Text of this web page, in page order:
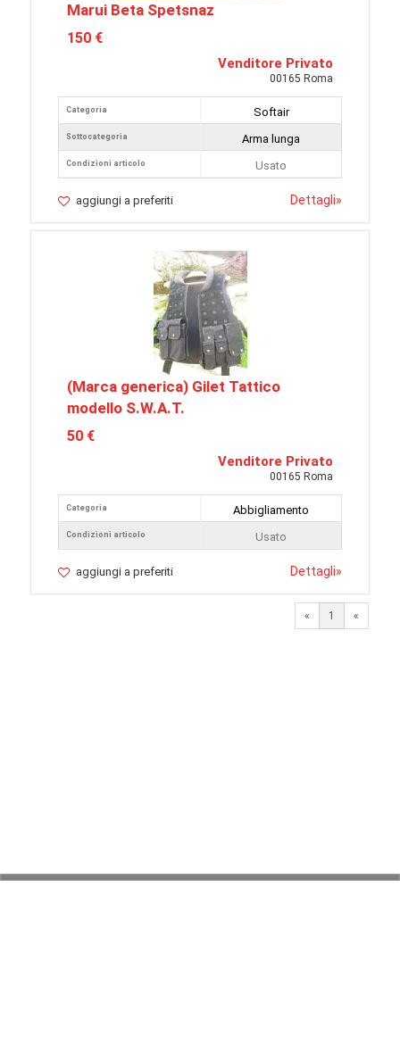
Marui Beta Spetsnaz
150 €
Venditore Privato
00165 Roma
Categoria
Sottocategoria
Condizioni articolo
Softair
Arma lunga
Usato
aggiungi a preferiti Dettagli»
(Marca generica) Gilet Tattico
modello S.W.A.T.
50 €
Venditore Privato
00165 Roma
Categoria
Condizioni articolo
Abbigliamento
Usato
aggiungi a preferiti Dettagli»
« 1 «